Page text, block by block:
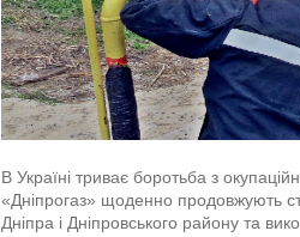
В Україні триває боротьба з
«Дніпрогаз» щоденно продовжують
Дніпра і Дніпровського району та